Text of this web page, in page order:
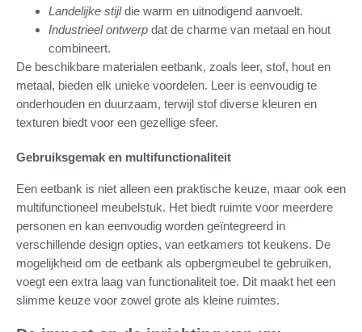
Landelijke stijldie warm en uitnodigend aanvoelt.
Industrieel ontwerp dat de charme van metaal en hout
combineert.
De beschikbare materialen eetbank, zoals leer, stof, hout en
metaal, bieden elk unieke voordelen. Leer is eenvoudig te
onderhouden en duurzaam, terwijl stof diverse kleuren en
texturen biedt voor een gezellige sfeer.
Gebruiksgemak en multifunctionaliteit
Een eetbank is niet alleen een praktische keuze, maar ook een
multifunctioneel meubelstuk. Het biedt ruimte voor meerdere
personen en kan eenvoudig worden geïntegreerd in
verschillende design opties, van eetkamers tot keukens. De
mogelijkheid om de eetbank als opbergmeubel te gebruiken,
voegt een extra laag van functionaliteit toe. Dit maakt het een
slimme keuze voor zowel grote als kleine ruimtes.